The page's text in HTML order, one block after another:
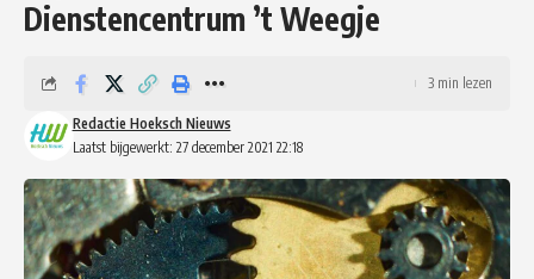
Dienstencentrum ’t Weegje
Laatst bijgewerkt: 27 december 2021 22:18
Redactie Hoeksch Nieuws
3 min lezen